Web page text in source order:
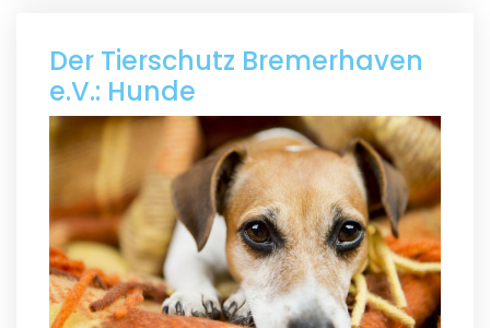
Der Tierschutz Bremerhaven
e.V.: Hunde